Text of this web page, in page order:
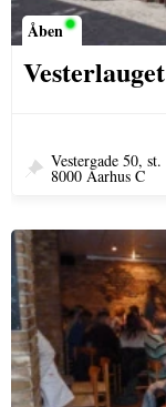
Åben
Vesterlauget
Vestergade 50, st.
8000 Aarhus C